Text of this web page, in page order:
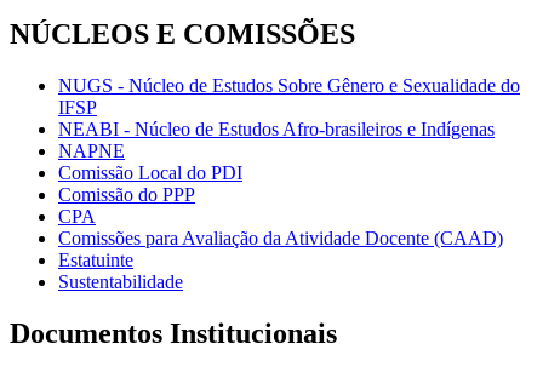
NÚCLEOS E COMISSÕES
NUGS - Núcleo de Estudos Sobre Gênero e Sexualidade do
IFSP
NEABI - Núcleo de Estudos Afro-brasileiros e Indígenas
NAPNE
Comissão Local do PDI
Comissão do PPP
CPA
Comissões para Avaliação da Atividade Docente (CAAD)
Estatuinte
Sustentabilidade
Documentos Institucionais